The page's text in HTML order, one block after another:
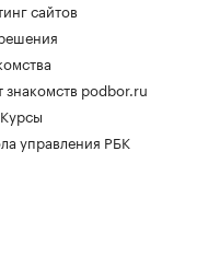
сайтов
знакомств podbor.ru
управления РБК